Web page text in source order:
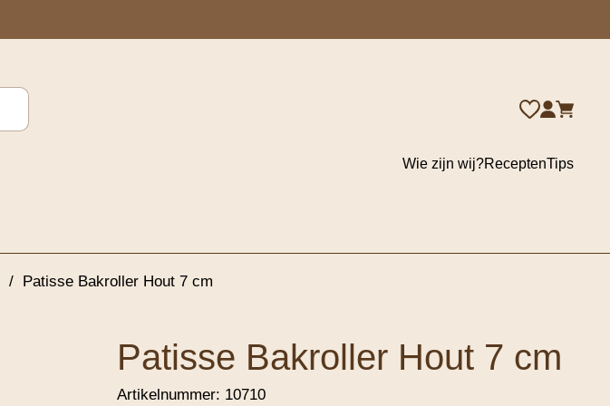
Wie zijn wij?ReceptenTips
/ Patisse Bakroller Hout 7 cm
Patisse Bakroller Hout 7 cm
Artikelnummer: 10710